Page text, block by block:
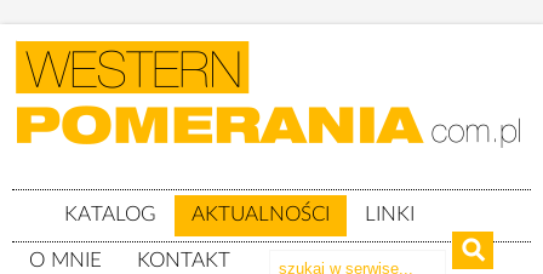
KATALOG AKTUALNOŚCI LINKI
O MNIE KONTAKT